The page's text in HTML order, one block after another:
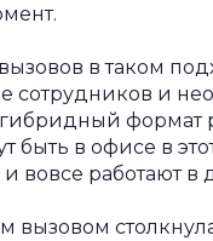
в таком
сотрудников и
формат
быть в офисе в
вовсе работают в
вызовом